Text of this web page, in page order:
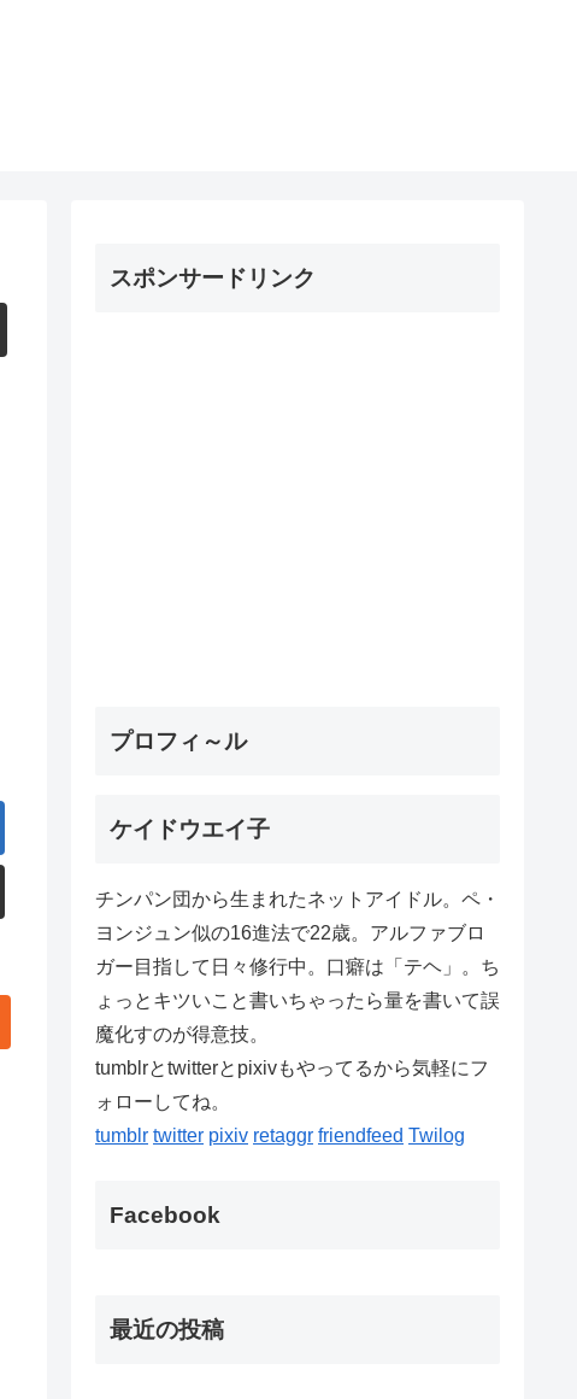
スポンサードリンク
プロフィ～ル
ケイドウエイ子
チンパン団から生まれたネットアイドル。ペ・
ヨンジュン似の16進法で22歳。アルファブロ
ガー目指して日々修行中。口癖は「テヘ」。ち
ょっとキツいこと書いちゃったら量を書いて誤
魔化すのが得意技。
tumblrとtwitterとpixivもやってるから気軽にフ
ォローしてね。
tumblr twitter pixiv retaggr friendfeed Twilog
Facebook
最近の投稿